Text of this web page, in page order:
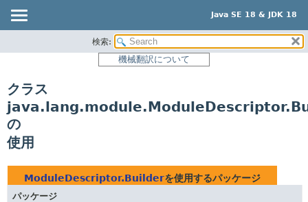
Java SE 18 & JDK 18
パッケージ
クラス
使用
ツリー
新規
検索:
機械翻訳について
クラス
の
使用
ModuleDescriptor.Builderを使用するパッケージ
パッケージ